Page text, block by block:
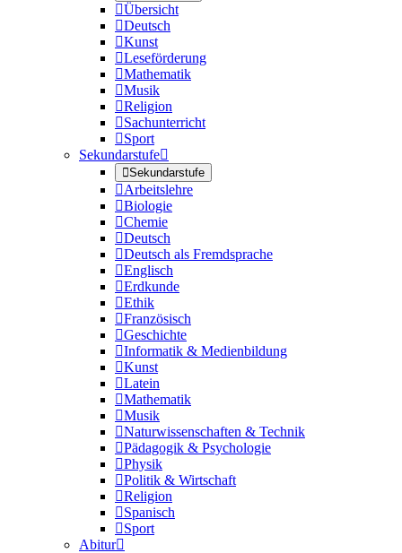
Übersicht
Deutsch
Kunst
Leseförderung
Mathematik
Musik
Religion
Sachunterricht
Sport
Sekundarstufe
Sekundarstufe
Arbeitslehre
Biologie
Chemie
Deutsch
Deutsch als Fremdsprache
Englisch
Erdkunde
Ethik
Französisch
Geschichte
Informatik & Medienbildung
Kunst
Latein
Mathematik
Musik
Naturwissenschaften & Technik
Pädagogik & Psychologie
Physik
Politik & Wirtschaft
Religion
Spanisch
Sport
Abitur